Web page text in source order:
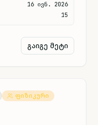
16 ივნ. 2026
15
გაიგე მეტი
ფიზიკური